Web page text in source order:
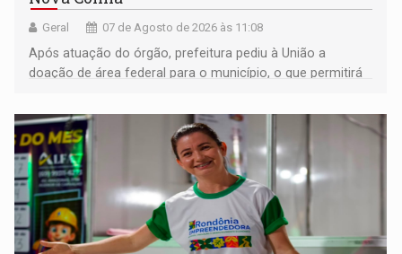
Geral 07 de Agosto de 2026 às 11:08
Após atuação do órgão, prefeitura pediu à União a
doação de área federal para o município, o que permitirá